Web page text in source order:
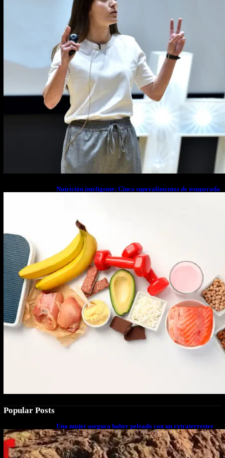
Nutrición inteligente: Cinco superalimentos de temporada
Popular Posts
Una mujer asegura haber peleado con un extraterrestre
cuerpo a cuerpo